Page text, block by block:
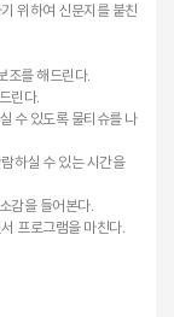
위하여 신문지를 붙친
조를 해드린다.
린다.
수 있도록 물티슈를 나
하실 수 있는 시간을
감을 들어본다.
프로그램을 마친다.